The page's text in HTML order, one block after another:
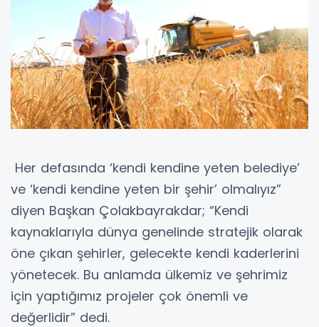
Her defasında ‘kendi kendine yeten belediye’
ve ‘kendi kendine yeten bir şehir’ olmalıyız”
diyen Başkan Çolakbayrakdar; “Kendi
kaynaklarıyla dünya genelinde stratejik olarak
öne çıkan şehirler, gelecekte kendi kaderlerini
yönetecek. Bu anlamda ülkemiz ve şehrimiz
için yaptığımız projeler çok önemli ve
değerlidir” dedi.